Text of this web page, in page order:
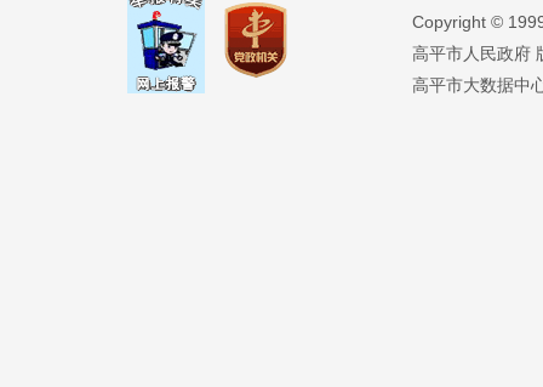
Copyright ©️
高平市人民政府
高平市大数据